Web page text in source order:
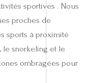
sportives . Nous
proches de
sports à proximité
le snorkeling et le
ombragées pour